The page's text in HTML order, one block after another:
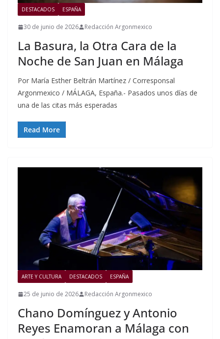
DESTACADOS ESPAÑA
30 de junio de 2026 Redacción Argonmexico
La Basura, la Otra Cara de la
Noche de San Juan en Málaga
Por María Esther Beltrán Martínez / Corresponsal
Argonmexico / MÁLAGA, España.- Pasados unos días de
una de las citas más esperadas
Read More
ARTE Y CULTURA DESTACADOS ESPAÑA
25 de junio de 2026 Redacción Argonmexico
Chano Domínguez y Antonio
Reyes Enamoran a Málaga con